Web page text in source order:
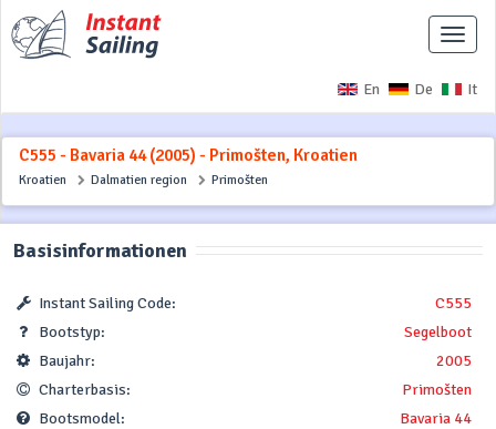
En De It
C555 - Bavaria 44 (2005) - Primošten, Kroatien
Kroatien Dalmatien region Primošten
Basisinformationen
Instant Sailing Code:
C555
Bootstyp:
Segelboot
Baujahr:
2005
Charterbasis:
Primošten
Bootsmodel:
Bavaria 44